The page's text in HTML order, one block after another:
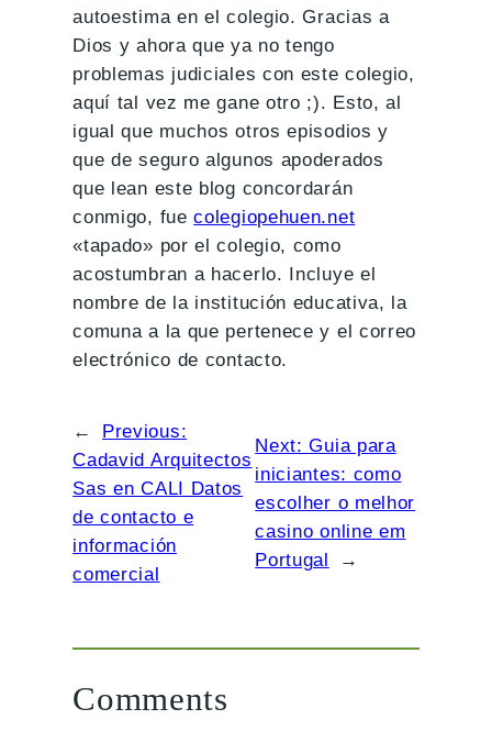
autoestima en el colegio. Gracias a
Dios y ahora que ya no tengo
problemas judiciales con este colegio,
aquí tal vez me gane otro ;). Esto, al
igual que muchos otros episodios y
que de seguro algunos apoderados
que lean este blog concordarán
conmigo, fuecolegiopehuen.net
«tapado» por el colegio, como
acostumbran a hacerlo. Incluye el
nombre de la institución educativa, la
comuna a la que pertenece y el correo
electrónico de contacto.
←
Previous:
Cadavid Arquitectos
Sas en CALI Datos
de contacto e
información
comercial
Next:Guia para
iniciantes: como
escolher o melhor
casino online em
Portugal
→
Comments